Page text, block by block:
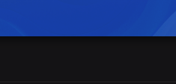
nova vida